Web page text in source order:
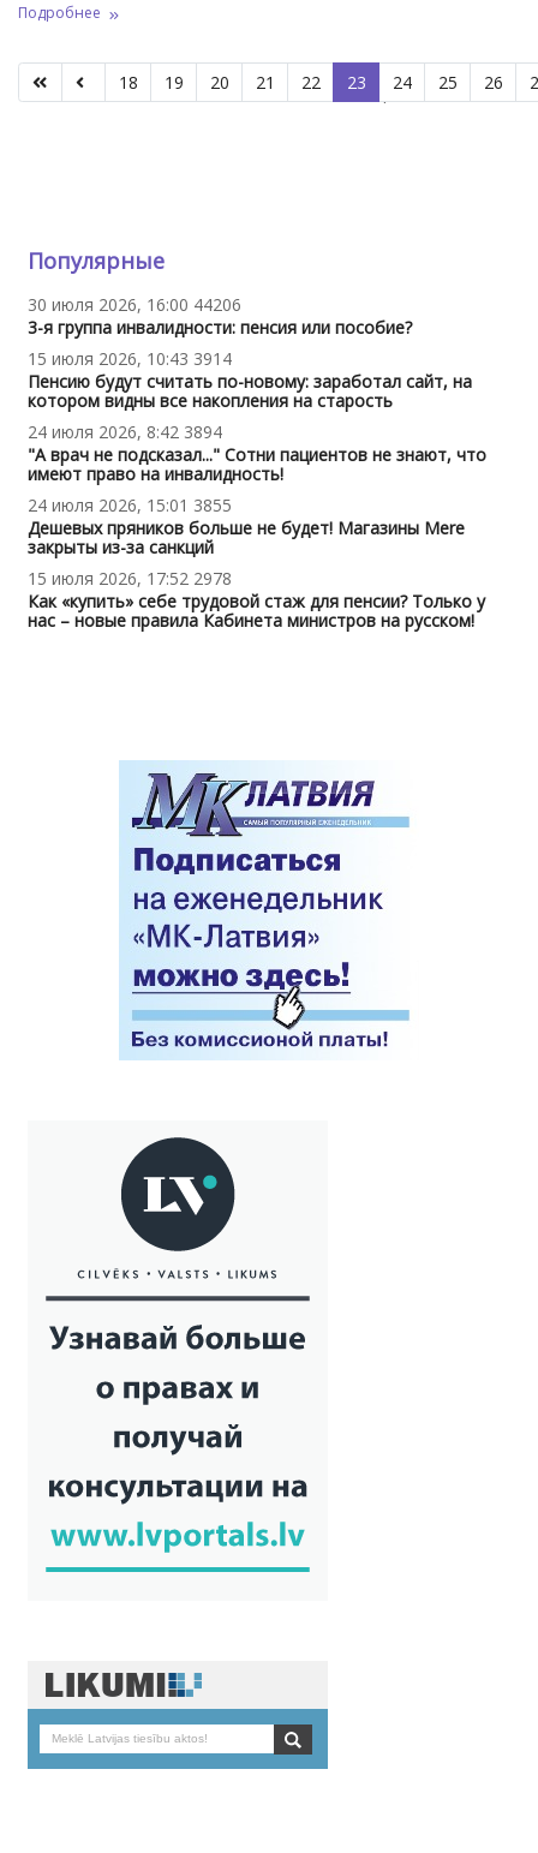
Подробнее
Страница 23 из 66
18 19 20 21 22 23 24 25 26
Популярные
30 июля 2026, 16:00 44206
3-я группа инвалидности: пенсия или пособие?
15 июля 2026, 10:43 3914
Пенсию будут считать по-новому: заработал сайт, на
котором видны все накопления на старость
24 июля 2026, 8:42 3894
"А врач не подсказал..." Сотни пациентов не знают, что
имеют право на инвалидность!
24 июля 2026, 15:01 3855
Дешевых пряников больше не будет! Магазины Mere
закрыты из-за санкций
15 июля 2026, 17:52 2978
Как «купить» себе трудовой стаж для пенсии? Только у
нас – новые правила Кабинета министров на русском!